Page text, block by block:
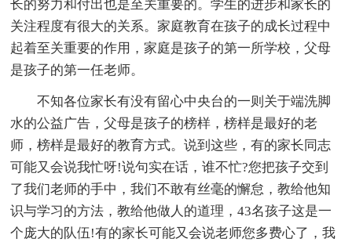
长的努力和付出也是至关重要的。学生的进步和家长的
关注程度有很大的关系。家庭教育在孩子的成长过程中
起着至关重要的作用，家庭是孩子的第一所学校，父母
是孩子的第一任老师。
不知各位家长有没有留心中央台的一则关于端洗脚
水的公益广告，父母是孩子的榜样，榜样是最好的老
师，榜样是最好的教育方式。说到这些，有的家长同志
可能又会说我忙呀!说句实在话，谁不忙?您把孩子交到
了我们老师的手中，我们不敢有丝毫的懈怠，教给他知
识与学习的方法，教给他做人的道理，43名孩子这是一
个庞大的队伍!有的家长可能又会说老师您多费心了，我